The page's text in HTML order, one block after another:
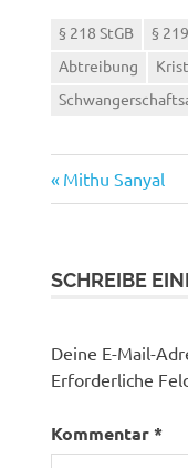
§ 218 StGB §
Abtreibung
Vorheriger
Beitrag:
Mithu Sanyal
SCHREIBE
Deine E-Mail-
Erforderliche
Kommentar*